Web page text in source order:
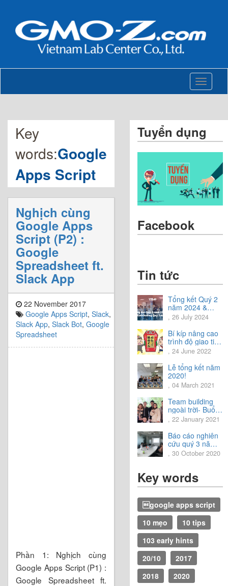
Toggle
Key
words:Google
Apps Script
Nghịch cùng
Google Apps
Script (P2) :
Google
Spreadsheet ft.
Slack App
22 November 2017
Google Apps Script, Slack,
Slack App, Slack Bot, Google
Spreadsheet
Phần 1: Nghịch cùng
Google Apps Script (P1) :
Google Spreadsheet ft.
Tuyển dụng
Facebook
Tin tức
Tổng kết Quý 2
năm 2024 &
Chia sẻ định
hướng Quý 3
năm 2024
, 26 July 2024
Bí kíp nâng cao
trình độ giao tiếp
tiếng Nhật.
, 24 June 2022
Lễ tổng kết năm
2020!
, 04 March 2021
Team building
ngoài trời- Buổi
trải nghiệm tuyệt
vời.
, 22 January 2021
Báo cáo nghiên
cứu quý 3 năm
2020
, 30 October 2020
Key words
google apps script
10 mẹo
10 tips
103 early hints
20/10
2017
2018
2020